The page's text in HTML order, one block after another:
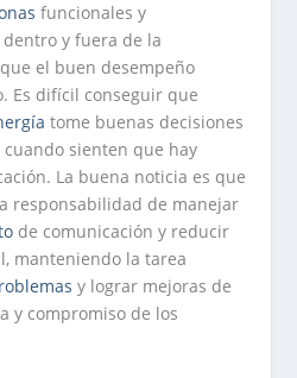
funcionales y
y fuera de la
el buen desempeño
Es difícil conseguir que
tome buenas decisiones
sienten que hay
La buena noticia es que
responsabilidad de manejar
de comunicación y reducir
manteniendo la tarea
y lograr mejoras de
y compromiso de los